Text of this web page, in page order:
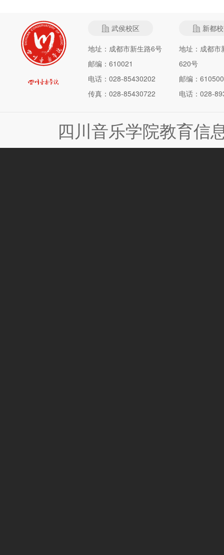
武侯校区
地址：成都市新生路6号
邮编：610021
电话：028-85430202
传真：028-85430722
新都
地址：成都市
620号
邮编：610500
电话：028-
四川音乐学院教育